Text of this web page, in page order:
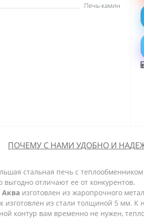
Печь-камин
ПОЧЕМУ С НАМИ УДОБНО И
стальная печь с
выгодно отличают ее от конкурентов.
Аква изготовлен из жаропрочного
из стали толщиной 5 мм.
контур вам временно не нужен,